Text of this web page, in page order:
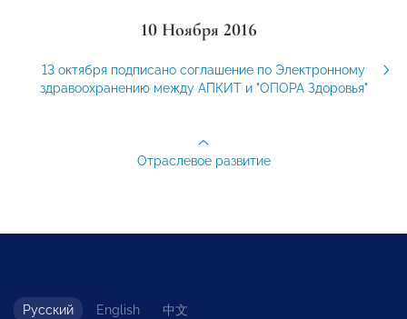
10 Ноября 2016
13 октября подписано соглашение по Электронному
здравоохранению между АПКИТ и "ОПОРА Здоровья"
Отраслевое развитие
Русский English 中文